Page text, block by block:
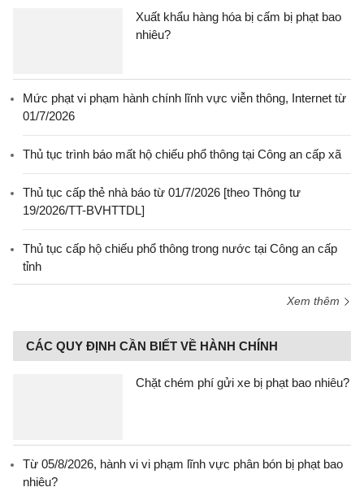
Xuất khẩu hàng hóa bị cấm bị phạt bao
nhiêu?
Mức phạt vi phạm hành chính lĩnh vực viễn thông, Internet từ
01/7/2026
Thủ tục trình báo mất hộ chiếu phổ thông tại Công an cấp xã
Thủ tục cấp thẻ nhà báo từ 01/7/2026 [theo Thông tư
19/2026/TT-BVHTTDL]
Thủ tục cấp hộ chiếu phổ thông trong nước tại Công an cấp
tỉnh
Xem thêm
CÁC QUY ĐỊNH CẦN BIẾT VỀ HÀNH CHÍNH
Chặt chém phí gửi xe bị phạt bao nhiêu?
Từ 05/8/2026, hành vi vi phạm lĩnh vực phân bón bị phạt bao
nhiêu?